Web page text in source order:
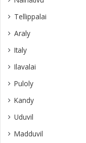
Tellippalai
Araly
Italy
Ilavalai
Puloly
Kandy
Uduvil
Madduvil